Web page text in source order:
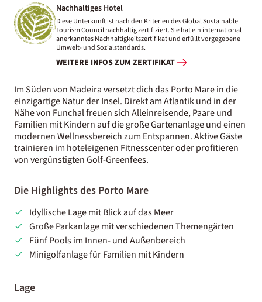
Nachhaltiges Hotel
Diese Unterkunft ist nach den Kriterien des Global Sustainable
Tourism Council nachhaltig zertifiziert. Sie hat ein international
anerkanntes Nachhaltigkeitszertifikat und erfüllt vorgegebene
Umwelt- und Sozialstandards.
WEITERE INFOS ZUM ZERTIFIKAT
Im Süden von Madeira versetzt dich das Porto Mare in die
einzigartige Natur der Insel. Direkt am Atlantik und in der
Nähe von Funchal freuen sich Alleinreisende, Paare und
Familien mit Kindern auf die große Gartenanlage und einen
modernen Wellnessbereich zum Entspannen. Aktive Gäste
trainieren im hoteleigenen Fitnesscenter oder profitieren
von vergünstigten Golf-Greenfees.
Die Highlights des Porto Mare
Idyllische Lage mit Blick auf das Meer
Große Parkanlage mit verschiedenen Themengärten
Fünf Pools im Innen- und Außenbereich
Minigolfanlage für Familien mit Kindern
Lage